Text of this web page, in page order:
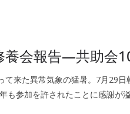
養会報告―共助会
て来た異常気象の猛暑。7月29
も参加を許されたことに感謝が